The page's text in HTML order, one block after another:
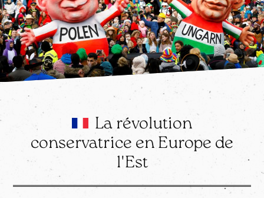
La révolution
conservatrice en Europe de
l'Est